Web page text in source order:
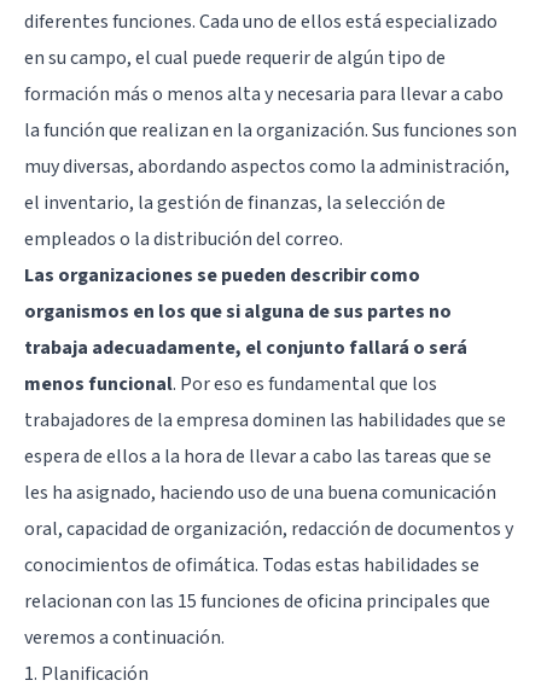
diferentes funciones. Cada uno de ellos está especializado
en su campo, el cual puede requerir de algún tipo de
formación más o menos alta y necesaria para llevar a cabo
la función que realizan en la organización. Sus funciones son
muy diversas, abordando aspectos como la administración,
el inventario, la gestión de finanzas, la selección de
empleados o la distribución del correo.
Las organizaciones se pueden describir como
organismos en los que si alguna de sus partes no
trabaja adecuadamente, el conjunto fallará o será
menos funcional. Por eso es fundamental que los
trabajadores de la empresa dominen las habilidades que se
espera de ellos a la hora de llevar a cabo las tareas que se
les ha asignado, haciendo uso de una buena comunicación
oral, capacidad de organización, redacción de documentos y
conocimientos de ofimática. Todas estas habilidades se
relacionan con las 15 funciones de oficina principales que
veremos a continuación.
1. Planificación